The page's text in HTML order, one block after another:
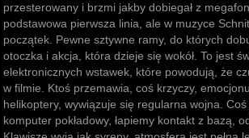
przesterowany i brzmi jakby dobiegał z
podstawowa pierwsza linia, ale w muzyce
początek. Pewne sztywne ramy, do których
otoczka i akcja, która dzieje się wokół. To jest
elektronicznych wstawek, które powodują, że
w filmie. Ktoś przemawia, coś krzyczy,
helikoptery, wywiązuje się regularna wojna.
komputer pokładowy, łapiemy kontakt z bazą,